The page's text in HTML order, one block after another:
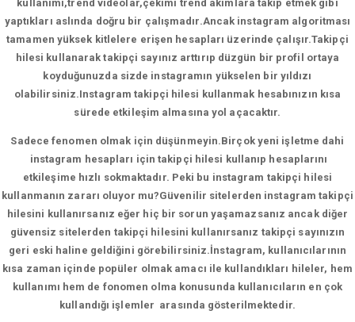
kullanımı,trend videolar,çekimi trend akımlara takip etmek gibi
yaptıkları aslında doğru bir çalışmadır.Ancak instagram algoritması
tamamen yüksek kitlelere erişen hesapları üzerinde çalışır.Takipçi
hilesi kullanarak takipçi sayınız arttırıp düzgün bir profil ortaya
koyduğunuzda sizde instagramın yükselen bir yıldızı
olabilirsiniz.Instagram takipçi hilesi kullanmak hesabınızın kısa
sürede etkileşim almasına yol açacaktır.
Sadece fenomen olmak için düşünmeyin.Birçok yeni işletme dahi
instagram hesapları için takipçi hilesi kullanıp hesaplarını
etkileşime hızlı sokmaktadır. Peki bu instagram takipçi hilesi
kullanmanın zararı oluyor mu?Güvenilir sitelerden instagram takipçi
hilesini kullanırsanız eğer hiç bir sorun yaşamazsanız ancak diğer
güvensiz sitelerden takipçi hilesini kullanırsanız takipçi sayınızın
geri eski haline geldiğini görebilirsiniz.İnstagram, kullanıcılarının
kısa zaman içinde popüler olmak amacı ile kullandıkları hileler, hem
kullanımı hem de fonomen olma konusunda kullanıcıların en çok
kullandığı işlemler arasında gösterilmektedir.